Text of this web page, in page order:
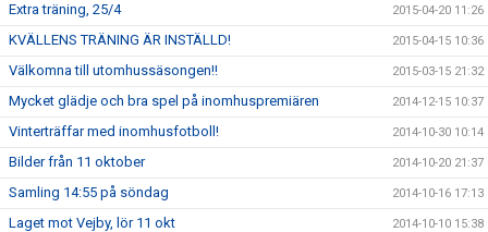
Extra träning, 25/4 2015-04-20 11:26
KVÄLLENS TRÄNING ÄR INSTÄLLD! 2015-04-15 10:36
Välkomna till utomhussäsongen!! 2015-03-15 21:32
Mycket glädje och bra spel på inomhuspremiären 2014-12-15 10:37
Vinterträffar med inomhusfotboll! 2014-10-30 10:14
Bilder från 11 oktober 2014-10-20 21:37
Samling 14:55 på söndag 2014-10-16 17:13
Laget mot Vejby, lör 11 okt 2014-10-10 15:38